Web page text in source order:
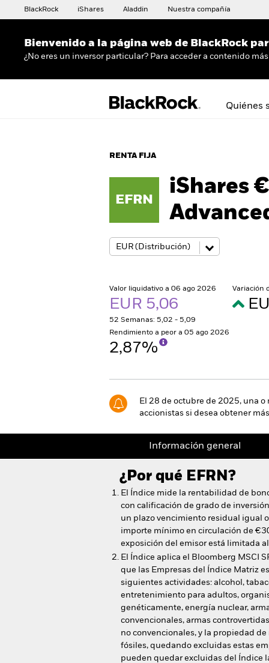
BlackRock iShares Aladdin Nuestra compañía
Bienvenido a la página web de BlackRock
¿No eres un inversor particular? Para acceder a contenido
Quiénes
RENTA FIJA
EFRN
iShares
Valor liquidativo a 06 ago 2026
EUR 5,06
52 Semanas: 5,02 - 5,09
Variación
Rendimiento a peor a 05 ago 2026
2,87%
El 28 de octubre de 2025, una
accionistas si desea obtener
Información general
¿Por qué EFRN ?
El Índice mide la rentabilidad de
con calificación de grado de
un plazo vencimiento residual igual
importe mínimo en circulación de
exposición del emisor está limitada
El Índice aplica el Bloomberg MSCI
que las Empresas del Índice Matriz
siguientes actividades: alcohol,
entretenimiento para adultos,
genéticamente, energía nuclear,
convencionales, armas
no convencionales, y la propiedad
fósiles, quedando excluidas estas
pueden quedar excluidas del Índice